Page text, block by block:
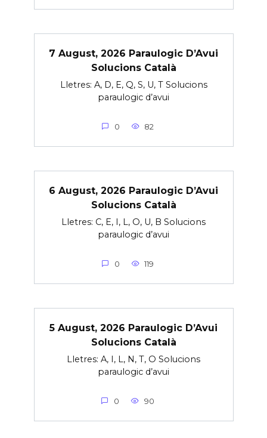
7 August, 2026 Paraulogic D’Avui
Solucions Català
Lletres: A, D, E, Q, S, U, T Solucions
paraulogic d’avui
0 82
6 August, 2026 Paraulogic D’Avui
Solucions Català
Lletres: C, E, I, L, O, U, B Solucions
paraulogic d’avui
0 119
5 August, 2026 Paraulogic D’Avui
Solucions Català
Lletres: A, I, L, N, T, O Solucions
paraulogic d’avui
0 90